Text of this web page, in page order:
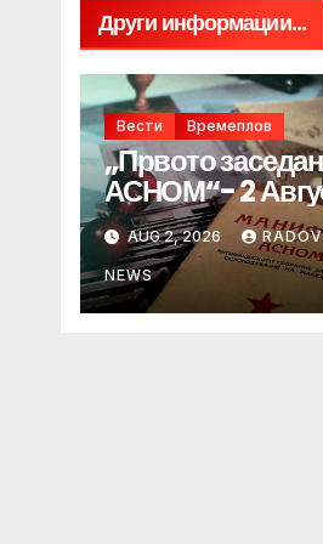
Други информации...
Вести Времеплов
„Првото
АСНОМ“- 2
1944 год.
AUG 2, 2026
NEWS